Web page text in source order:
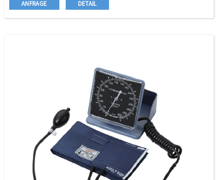
Wer zeigt an
Wettbewerbspreis
ANFRAGE DETAIL